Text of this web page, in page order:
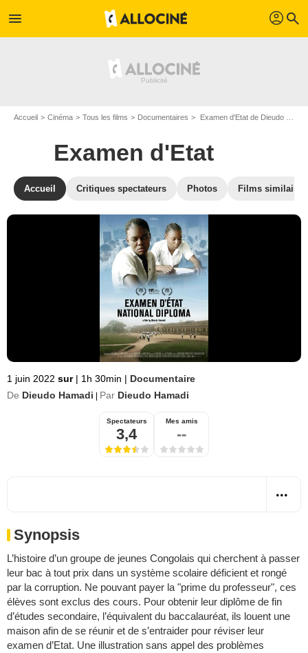
menu profil search
Accueil Cinéma Tous les films Documentaires Examen d'Etat de Dieudo Hamadi
Examen d'Etat
Accueil Critiques spectateurs Photos Films similaires
1 juin 2022 sur | 1h 30min | Documentaire
De Dieudo Hamadi Par Dieudo Hamadi
Spectateurs
3,4
Mes amis
--
Synopsis
L’histoire d’un groupe de jeunes Congolais qui cherchent à passer
leur bac à tout prix dans un système scolaire déficient et rongé
par la corruption. Ne pouvant payer la "prime du professeur", ces
élèves sont exclus des cours. Pour obtenir leur diplôme de fin
d’études secondaire, l’équivalent du baccalauréat, ils louent une
maison afin de se réunir et de s’entraider pour réviser leur
examen d’Etat. Une illustration sans appel des problèmes